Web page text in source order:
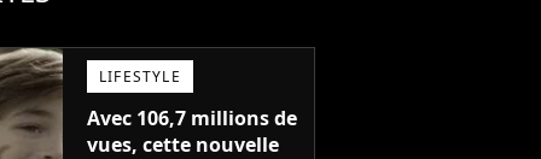
LIFESTYLE
Avec 106,7 millions de
vues, cette nouvelle